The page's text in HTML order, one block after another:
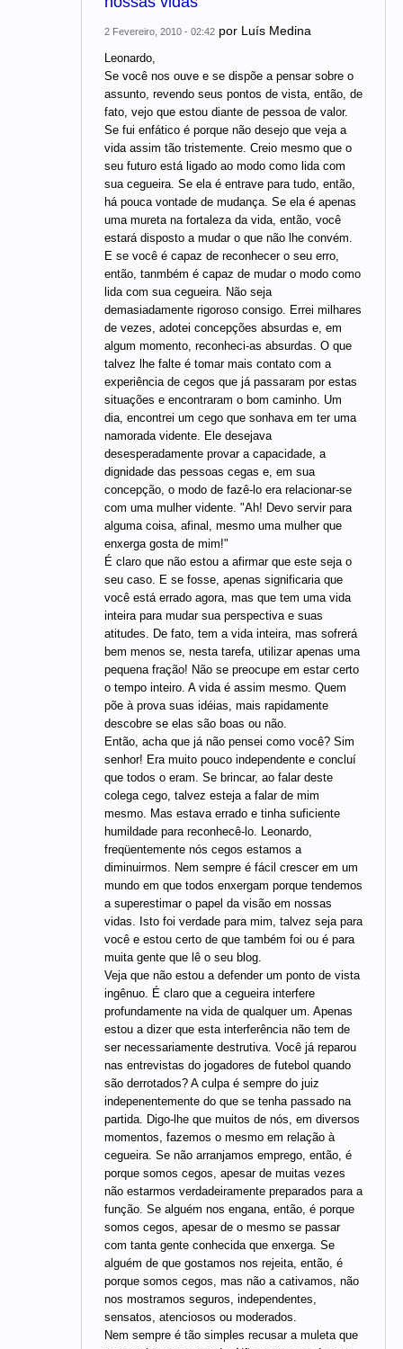
2 Fevereiro, 2010 - 02:42 por Luís Medina
Leonardo,
Se você nos ouve e se dispõe a pensar sobre o
assunto, revendo seus pontos de vista, então, de
fato, vejo que estou diante de pessoa de valor.
Se fui enfático é porque não desejo que veja a
vida assim tão tristemente. Creio mesmo que o
seu futuro está ligado ao modo como lida com
sua cegueira. Se ela é entrave para tudo, então,
há pouca vontade de mudança. Se ela é apenas
uma mureta na fortaleza da vida, então, você
estará disposto a mudar o que não lhe convém.
E se você é capaz de reconhecer o seu erro,
então, tanmbém é capaz de mudar o modo como
lida com sua cegueira. Não seja
demasiadamente rigoroso consigo. Errei milhares
de vezes, adotei concepções absurdas e, em
algum momento, reconheci-as absurdas. O que
talvez lhe falte é tomar mais contato com a
experiência de cegos que já passaram por estas
situações e encontraram o bom caminho. Um
dia, encontrei um cego que sonhava em ter uma
namorada vidente. Ele desejava
desesperadamente provar a capacidade, a
dignidade das pessoas cegas e, em sua
concepção, o modo de fazê-lo era relacionar-se
com uma mulher vidente. "Ah! Devo servir para
alguma coisa, afinal, mesmo uma mulher que
enxerga gosta de mim!"
É claro que não estou a afirmar que este seja o
seu caso. E se fosse, apenas significaria que
você está errado agora, mas que tem uma vida
inteira para mudar sua perspectiva e suas
atitudes. De fato, tem a vida inteira, mas sofrerá
bem menos se, nesta tarefa, utilizar apenas uma
pequena fração! Não se preocupe em estar certo
o tempo inteiro. A vida é assim mesmo. Quem
põe à prova suas idéias, mais rapidamente
descobre se elas são boas ou não.
Então, acha que já não pensei como você? Sim
senhor! Era muito pouco independente e concluí
que todos o eram. Se brincar, ao falar deste
colega cego, talvez esteja a falar de mim
mesmo. Mas estava errado e tinha suficiente
humildade para reconhecê-lo. Leonardo,
freqüentemente nós cegos estamos a
diminuirmos. Nem sempre é fácil crescer em um
mundo em que todos enxergam porque tendemos
a superestimar o papel da visão em nossas
vidas. Isto foi verdade para mim, talvez seja para
você e estou certo de que também foi ou é para
muita gente que lê o seu blog.
Veja que não estou a defender um ponto de vista
ingênuo. É claro que a cegueira interfere
profundamente na vida de qualquer um. Apenas
estou a dizer que esta interferência não tem de
ser necessariamente destrutiva. Você já reparou
nas entrevistas do jogadores de futebol quando
são derrotados? A culpa é sempre do juiz
indepenentemente do que se tenha passado na
partida. Digo-lhe que muitos de nós, em diversos
momentos, fazemos o mesmo em relação à
cegueira. Se não arranjamos emprego, então, é
porque somos cegos, apesar de muitas vezes
não estarmos verdadeiramente preparados para a
função. Se alguém nos engana, então, é porque
somos cegos, apesar de o mesmo se passar
com tanta gente conhecida que enxerga. Se
alguém de que gostamos nos rejeita, então, é
porque somos cegos, mas não a cativamos, não
nos mostramos seguros, independentes,
sensatos, atenciosos ou moderados.
Nem sempre é tão simples recusar a muleta que